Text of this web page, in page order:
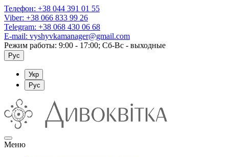
Телефон: +38 044 391 01 55
Viber: +38 066 833 99 26
Telegram: +38 068 430 06 68
E-mail: vyshyvkamanager@gmail.com
Режим работы: 9:00 - 17:00; Сб-Вс - выходные
Рус
Укр
Рус
Меню